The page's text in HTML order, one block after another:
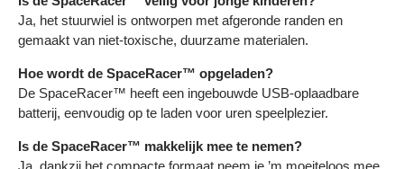
Ja, het stuurwiel is ontworpen met afgeronde randen en
gemaakt van niet-toxische, duurzame materialen.
Hoe wordt de SpaceRacer™ opgeladen?
De SpaceRacer™ heeft een ingebouwde USB-oplaadbare
batterij, eenvoudig op te laden voor uren speelplezier.
Is de SpaceRacer™ makkelijk mee te nemen?
Ja, dankzij het compacte formaat neem je ’m moeiteloos mee